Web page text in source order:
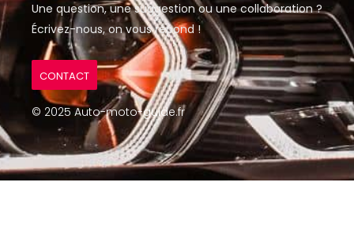
Une question, une suggestion ou une collaboration ?
Écrivez-nous, on vous répond !
CONTACT
© 2025 Auto-moto-guide.fr